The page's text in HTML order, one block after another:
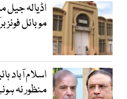
موبائل فونز
اسلام آباد
منظور نہ